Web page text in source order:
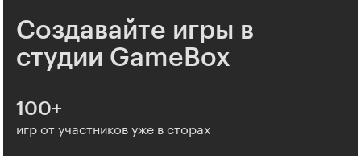
Создавайте игры в
студии GameBox
100+
игр от участников уже в сторах